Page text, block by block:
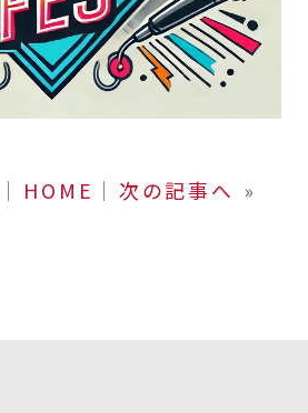
│ HOME │ 次の記事へ »